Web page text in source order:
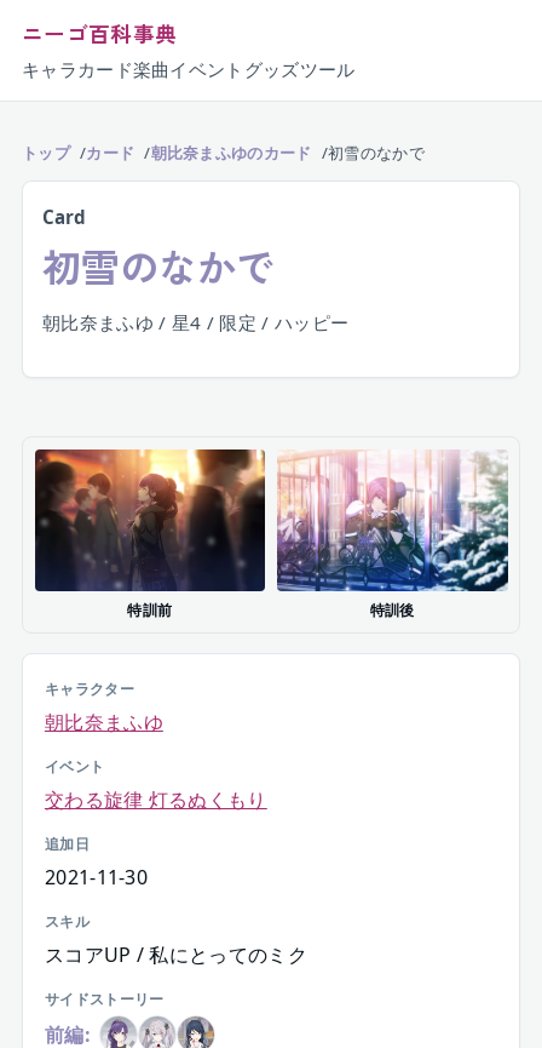
ニーゴ百科事典
キャラ カード楽曲イベント グッズツール
トップ カード 朝比奈まふゆのカード 初雪のなかで
Card
初雪のなかで
朝比奈まふゆ / 星4 / 限定 / ハッピー
特訓前 特訓後
キャラクター
朝比奈まふゆ
イベント
交わる旋律 灯るぬくもり
追加日
2021-11-30
スキル
スコアUP / 私にとってのミク
サイドストーリー
前編: